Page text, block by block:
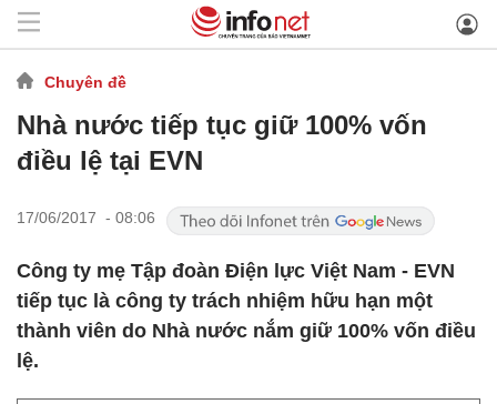
Chuyên đề
Nhà nước tiếp tục giữ 100% vốn
điều lệ tại EVN
17/06/2017 - 08:06
Công ty mẹ Tập đoàn Điện lực Việt Nam - EVN
tiếp tục là công ty trách nhiệm hữu hạn một
thành viên do Nhà nước nắm giữ 100% vốn điều
lệ.